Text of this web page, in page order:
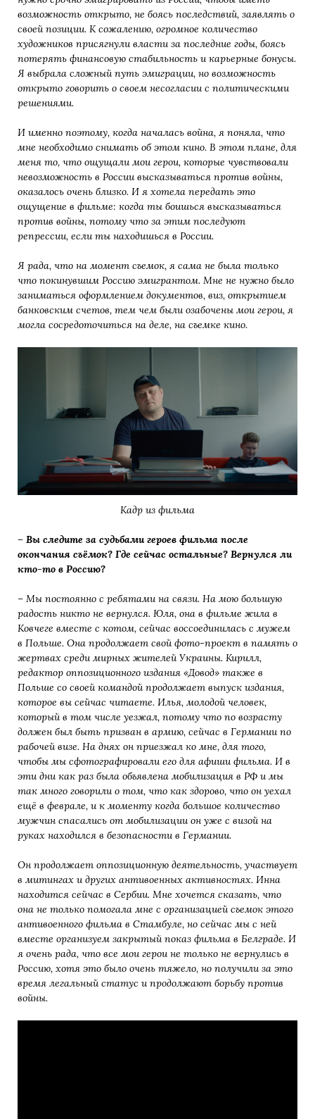
возможность открыто, не боясь последствий, заявлять о
своей позиции. К сожалению, огромное количество
художников присягнули власти за последние годы, боясь
потерять финансовую стабильность и карьерные бонусы.
Я выбрала сложный путь эмиграции, но возможность
открыто говорить о своем несогласии с политическими
решениями.
И именно поэтому, когда началась война, я поняла, что
мне необходимо снимать об этом кино. В этом плане, для
меня то, что ощущали мои герои, которые чувствовали
невозможность в России высказываться против войны,
оказалось очень близко. И я хотела передать это
ощущение в фильме: когда ты боишься высказываться
против войны, потому что за этим последуют
репрессии, если ты находишься в России.
Я рада, что на момент съемок, я сама не была только
что покинувшим Россию эмигрантом. Мне не нужно было
заниматься оформлением документов, виз, открытием
банковским счетов, тем чем были озабочены мои герои, я
могла сосредоточиться на деле, на съемке кино.
Кадр из фильма
– Вы следите за судьбами героев фильма после
окончания съёмок? Где сейчас остальные? Вернулся ли
кто-то в Россию?
– Мы постоянно с ребятами на связи. На мою большую
радость никто не вернулся. Юля, она в фильме жила в
Ковчеге вместе с котом, сейчас воссоединилась с мужем
в Польше. Она продолжает свой фото-проект в память о
жертвах среди мирных жителей Украины. Кирилл,
редактор оппозиционного издания «Довод» также в
Польше со своей командой продолжает выпуск издания,
которое вы сейчас читаете. Илья, молодой человек,
который в том числе уезжал, потому что по возрасту
должен был быть призван в армию, сейчас в Германии по
рабочей визе. На днях он приезжал ко мне, для того,
чтобы мы сфотографировали его для афиши фильма. И в
эти дни как раз была объявлена мобилизация в РФ и мы
так много говорили о том, что как здорово, что он уехал
ещё в феврале, и к моменту когда большое количество
мужчин спасались от мобилизации он уже с визой на
руках находился в безопасности в Германии.
Он продолжает оппозиционную деятельность, участвует
в митингах и других антивоенных активностях. Инна
находится сейчас в Сербии. Мне хочется сказать, что
она не только помогала мне с организацией съемок этого
антивоенного фильма в Стамбуле, но сейчас мы с ней
вместе организуем закрытый показ фильма в Белграде. И
я очень рада, что все мои герои не только не вернулись в
Россию, хотя это было очень тяжело, но получили за это
время легальный статус и продолжают борьбу против
войны.